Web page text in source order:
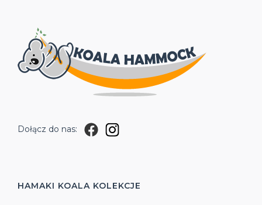
Dołącz do nas:
HAMAKI KOALA KOLEKCJE